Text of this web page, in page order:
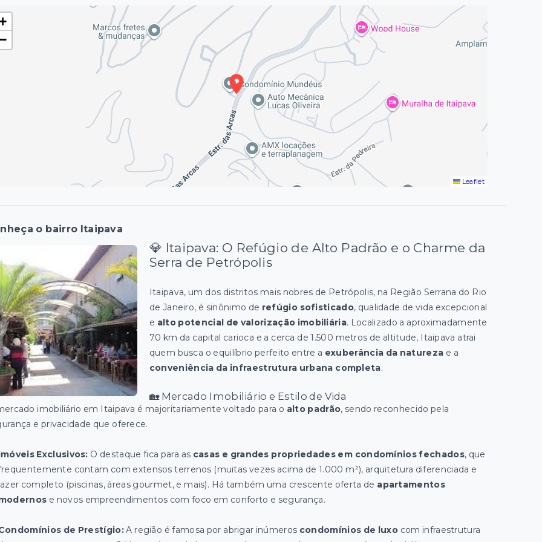
Leaflet
o bairro Itaipava
💎 Itaipava: O Refúgio de Alto Padrão e o Charme da
Serra de Petrópolis
Itaipava, um dos distritos mais nobres de Petrópolis, na Região Serrana do Rio
de Janeiro, é sinônimo de refúgio sofisticado, qualidade de vida excepcional
e alto potencial de valorização imobiliária. Localizado a aproximadamente
70 km da capital carioca e a cerca de 1.500 metros de altitude, Itaipava atrai
quem busca o equilíbrio perfeito entre a exuberância da natureza e a
conveniência da infraestrutura urbana completa.
🏡 Mercado Imobiliário e Estilo de Vida
imobiliário em Itaipava é majoritariamente voltado para o alto padrão, sendo reconhecido pela
e privacidade que oferece.
Exclusivos: O destaque fica para as casas e grandes propriedades em condomínios fechados, que
contam com extensos terrenos (muitas vezes acima de 1.000 m²), arquitetura diferenciada e
completo (piscinas, áreas gourmet, e mais). Há também uma crescente oferta de apartamentos
e novos empreendimentos com foco em conforto e segurança.
de Prestígio:A região é famosa por abrigar inúmeros condomínios de luxo com infraestrutura